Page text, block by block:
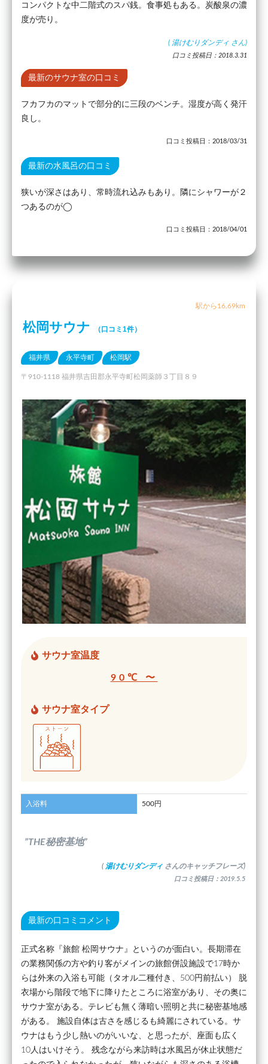
コンパクトな中二階式のスパ銭。食事処もある。炭酸泉の濃
度が売り。
( 湯けむりダンディ さん)
口コミ投稿日：2018.3.31
最新のサウナ室の口コミ
フカフカのマットで部分的に三段のベンチ。湿度が高く発汗
良し。
口コミ投稿日：2018/03/31
最新の水風呂の口コミ
狭いが深さはあり、常時流れ込みもあり。隣にシャワーが２
つあるのが◯
口コミ投稿日：2018/04/01
駅から16.69km
松岡サウナ （口コミ1件）
福井県 永平寺町 松岡駅
〒910-1118 福井県吉田郡永平寺町松岡薬師３丁目８９
サウナ室温度
90℃ 〜
サウナ室タイプ
入浴料 500円
”THE秘密基地”
( 湯けむりダンディ さんのキャッチフレーズ)
口コミ投稿日：2019.5.5
最新の口コミコメント
正式名称『旅館 松岡サウナ』というのが面白い。長期滞在
の業務関係の方や釣り客がメインの旅館併設施設で17時か
らは外来の入浴も可能（タオル二種付き、500円前払い） 脱
衣場から階段で地下に降りたところに浴室があり、その奥に
サウナ室がある。テレビも無く薄暗い照明と共に秘密基地感
がある。 施設自体は古さを感じるも綺麗にされている。サ
ウナはもう少し熱いのがいいな、と思ったが、座面も広く
10人はいけそう。 残念ながら来訪時は水風呂が休止状態だ